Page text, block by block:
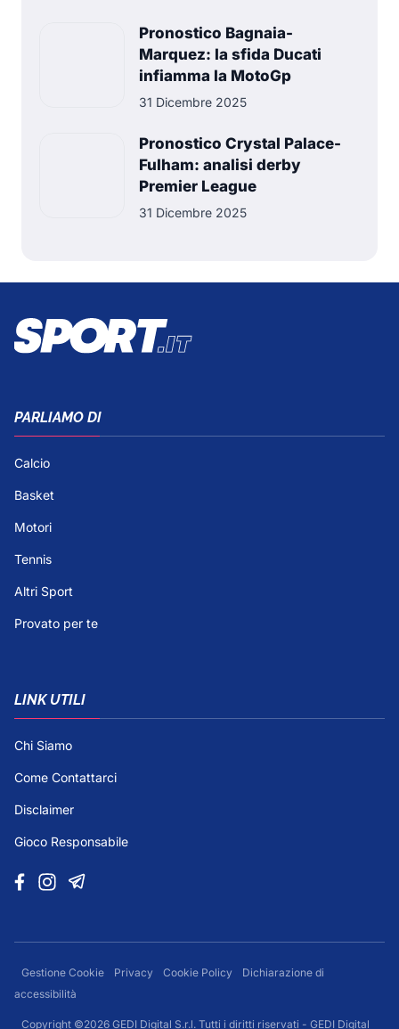
Pronostico Bagnaia-
Marquez: la sfida Ducati
infiamma la MotoGp
31 Dicembre 2025
Pronostico Crystal Palace-
Fulham: analisi derby
Premier League
31 Dicembre 2025
PARLIAMO DI
Calcio
Basket
Motori
Tennis
Altri Sport
Provato per te
LINK UTILI
Chi Siamo
Come Contattarci
Disclaimer
Gioco Responsabile
Gestione Cookie Privacy Cookie Policy
Dichiarazione di
accessibilità
Copyright ©2026 GEDI Digital S.r.l. Tutti i diritti riservati - GEDI Digital